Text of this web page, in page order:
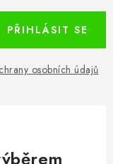
osobních údajů
PŘIHLÁSIT SE